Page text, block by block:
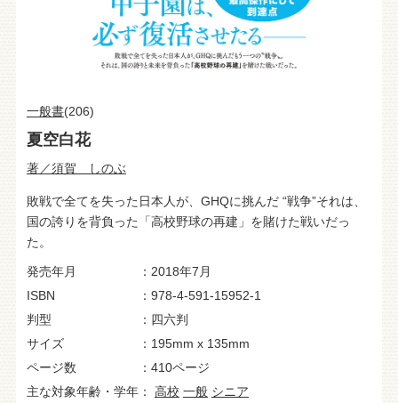
一般書(206)
夏空白花
著／須賀 しのぶ
敗戦で全てを失った日本人が、GHQに挑んだ “戦争”それは、
国の誇りを背負った「高校野球の再建」を賭けた戦いだっ
た。
発売年月
2018年7月
ISBN
978-4-591-15952-1
判型
四六判
サイズ
195mm x 135mm
ページ数
410ページ
主な対象年齢・学年
高校 一般 シニア